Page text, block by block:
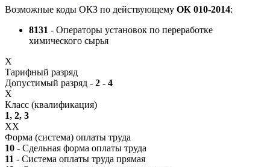
Возможные коды ОКЗ по действующему ОК 010-2014:
8131 - Операторы установок по переработке
химического сырья
X
Тарифный разряд
Допустимый разряд - 2 - 4
X
Класс (квалификация)
1, 2, 3
XX
Форма (система) оплаты труда
10 - Сдельная форма оплаты труда
11 - Система оплаты труда прямая